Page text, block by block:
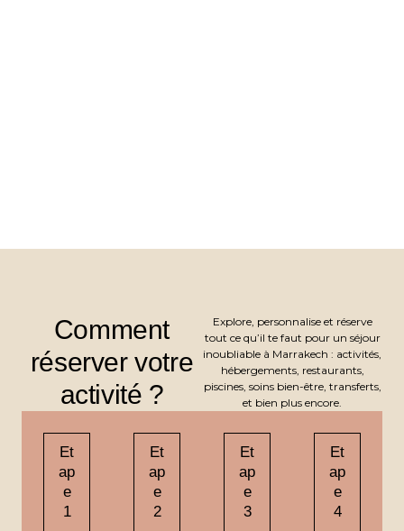
Comment
réserver votre
activité ?
Explore, personnalise et réserve
tout ce qu’il te faut pour un séjour
inoubliable à Marrakech : activités,
hébergements, restaurants,
piscines, soins bien-être, transferts,
et bien plus encore.
Et
ap
e
1
Et
ap
e
2
Et
ap
e
3
Et
ap
e
4